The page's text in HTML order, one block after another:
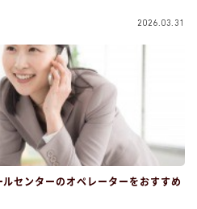
2026.03.31
センターのオペレーターをおすすめ